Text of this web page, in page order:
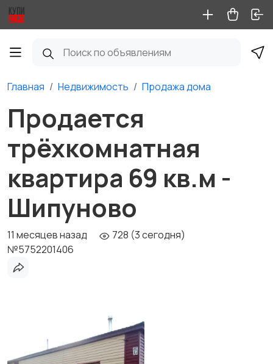
Главная Недвижимость Продажа дома
Продается
трёхкомнатная
квартира 69 кв.м -
Шипуново
11 месяцев назад
728 (3 сегодня)
№5752201406